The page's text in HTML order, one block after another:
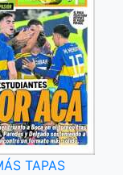
TAPAS